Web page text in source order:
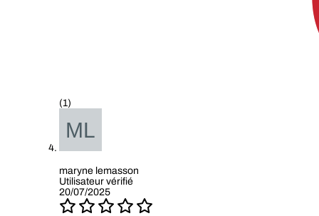
(1)
maryne lemasson
Utilisateur vérifié
20/07/2025